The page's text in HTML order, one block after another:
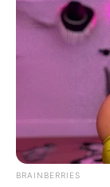
BRAINBERRIES